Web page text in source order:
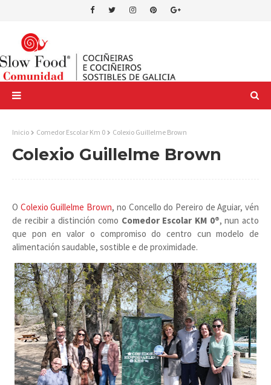
Inicio Comedor Escolar Km 0 Colexio Guillelme Brown
Colexio Guillelme Brown
O Colexio Guillelme Brown, no Concello do Pereiro de Aguiar, vén
de recibir a distinción como Comedor Escolar KM 0®, nun acto
que pon en valor o compromiso do centro cun modelo de
alimentación saudable, sostible e de proximidade.